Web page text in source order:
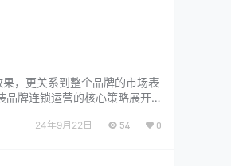
，更关系到整个品牌的市场表
品牌连锁运营的核心策略展开
24年9月22日 54 0